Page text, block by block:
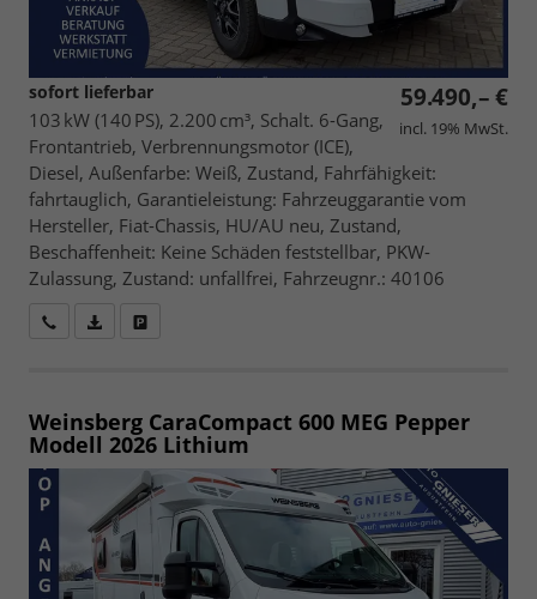
59.490,– €
incl. 19% MwSt.
sofort lieferbar
103 kW (140 PS), 2.200 cm³, Schalt. 6-Gang,
Frontantrieb, Verbrennungsmotor (ICE),
Diesel, Außenfarbe: Weiß, Zustand, Fahrfähigkeit:
fahrtauglich, Garantieleistung: Fahrzeuggarantie vom
Hersteller, Fiat-Chassis, HU/AU neu, Zustand,
Beschaffenheit: Keine Schäden feststellbar, PKW-
Zulassung, Zustand: unfallfrei, Fahrzeugnr.: 40106
Wir rufen Sie anFahrzeugexposé (PDF)
Weinsberg CaraCompact 600 MEG Pepper
Modell 2026 Lithium